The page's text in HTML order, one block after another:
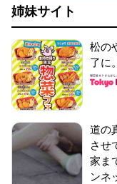
姉妹サイト
松の
了に
道の
させ
家ま
ンネ